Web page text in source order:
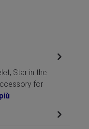
Star in the
for